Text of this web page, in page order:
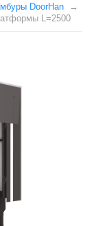
DoorHan
L=2500